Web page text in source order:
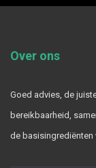
Over ons
Goed advies, de
bereikbaarheid,
de basisingrediënten